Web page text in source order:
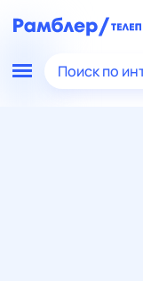
Поиск по